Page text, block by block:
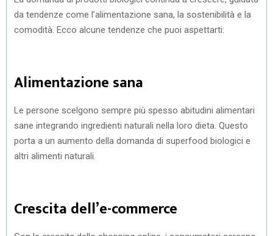
da tendenze come l’alimentazione sana, la sostenibilità e la
comodità. Ecco alcune tendenze che puoi aspettarti:
Alimentazione sana
Le persone scelgono sempre più spesso abitudini alimentari
sane integrando ingredienti naturali nella loro dieta. Questo
porta a un aumento della domanda di superfood biologici e
altri alimenti naturali.
Crescita dell’e-commerce